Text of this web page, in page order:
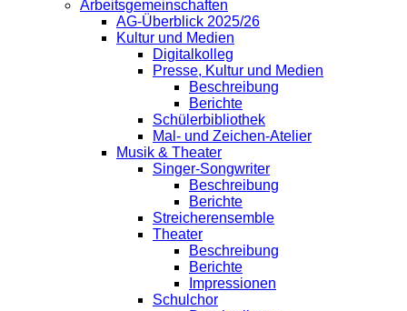
Arbeitsgemeinschaften
AG-Überblick 2025/26
Kultur und Medien
Digitalkolleg
Presse, Kultur und Medien
Beschreibung
Berichte
Schülerbibliothek
Mal- und Zeichen-Atelier
Musik & Theater
Singer-Songwriter
Beschreibung
Berichte
Streicherensemble
Theater
Beschreibung
Berichte
Impressionen
Schulchor